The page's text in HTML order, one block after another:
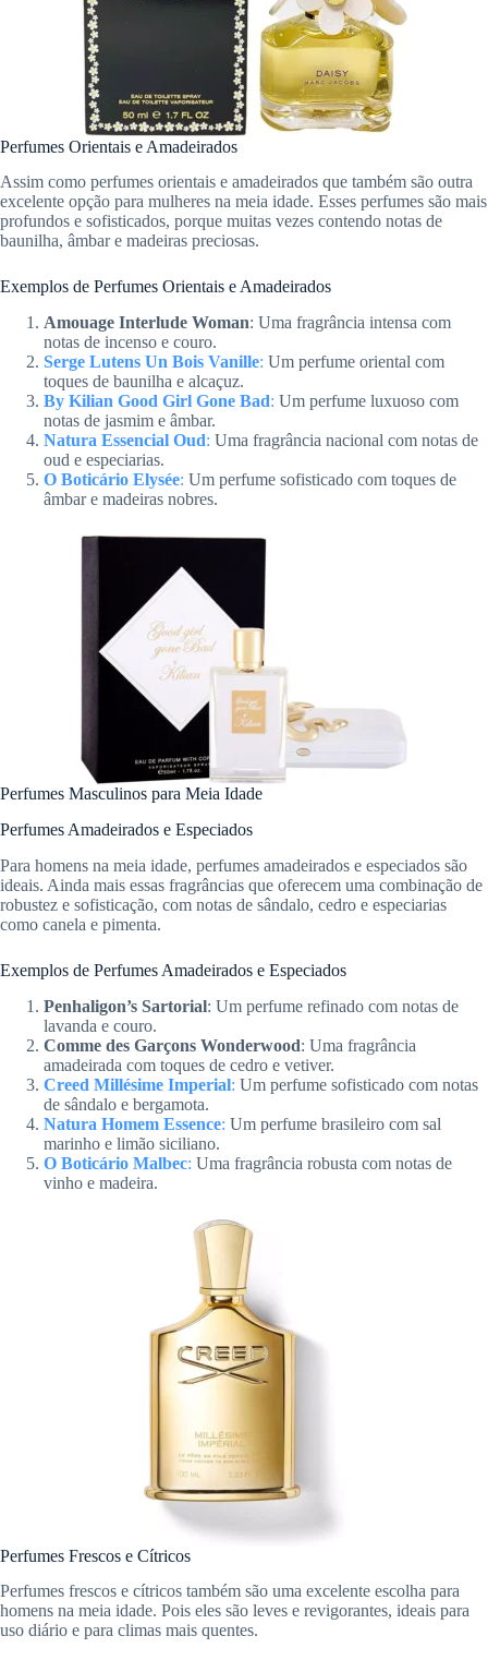
Perfumes Orientais e Amadeirados
Assim como perfumes orientais e amadeirados que também são outra
excelente opção para mulheres na meia idade. Esses perfumes são mais
profundos e sofisticados, porque muitas vezes contendo notas de
baunilha, âmbar e madeiras preciosas.
Exemplos de Perfumes Orientais e Amadeirados
Amouage Interlude Woman: Uma fragrância intensa com
notas de incenso e couro.
Serge Lutens Un Bois Vanille: Um perfume oriental com
toques de baunilha e alcaçuz.
By Kilian Good Girl Gone Bad: Um perfume luxuoso com
notas de jasmim e âmbar.
Natura Essencial Oud: Uma fragrância nacional com notas de
oud e especiarias.
O Boticário Elysée: Um perfume sofisticado com toques de
âmbar e madeiras nobres.
Perfumes Masculinos para Meia Idade
Perfumes Amadeirados e Especiados
Para homens na meia idade, perfumes amadeirados e especiados são
ideais. Ainda mais essas fragrâncias que oferecem uma combinação de
robustez e sofisticação, com notas de sândalo, cedro e especiarias
como canela e pimenta.
Exemplos de Perfumes Amadeirados e Especiados
Penhaligon’s Sartorial: Um perfume refinado com notas de
lavanda e couro.
Comme des Garçons Wonderwood: Uma fragrância
amadeirada com toques de cedro e vetiver.
Creed Millésime Imperial: Um perfume sofisticado com notas
de sândalo e bergamota.
Natura Homem Essence: Um perfume brasileiro com sal
marinho e limão siciliano.
O Boticário Malbec: Uma fragrância robusta com notas de
vinho e madeira.
Perfumes Frescos e Cítricos
Perfumes frescos e cítricos também são uma excelente escolha para
homens na meia idade. Pois eles são leves e revigorantes, ideais para
uso diário e para climas mais quentes.